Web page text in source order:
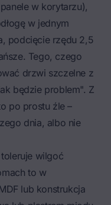
w korytarzu),
w jednym
, podcięcie rzędu 2,5
Tego, czego
drzwi szczelne z
będzie problem". Z
po prostu źle –
dnia, albo nie
toleruje wilgoć
to w
lub konstrukcja